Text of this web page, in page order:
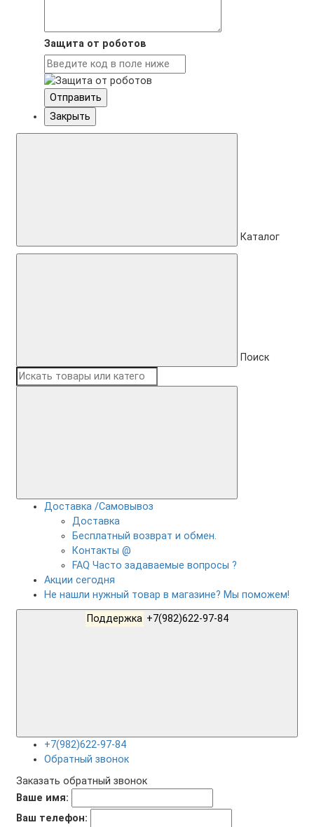
Защита от роботов
Отправить
Закрыть
Каталог
Поиск
Доставка /Самовывоз
Доставка
Бесплатный возврат и обмен.
Контакты @
FAQ Часто задаваемые вопросы ?
Акции сегодня
Не нашли нужный товар в магазине? Мы поможем!
Поддержка
+7(982)622-97-84
Обратный звонок
Заказать обратный звонок
Ваше имя:
Ваш телефон: